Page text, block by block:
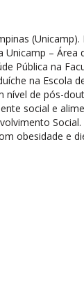
Unicamp – Área
Pública na
na Escola
nível de pós-
social e
Social.
obesidade e